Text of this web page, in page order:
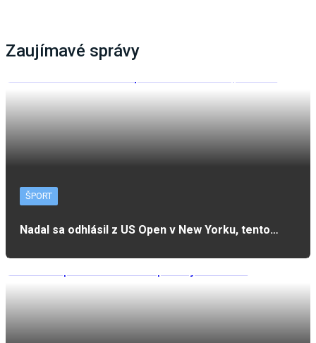
Zaujímavé správy
ŠPORT
Nadal sa odhlásil z US Open v New Yorku, tento…